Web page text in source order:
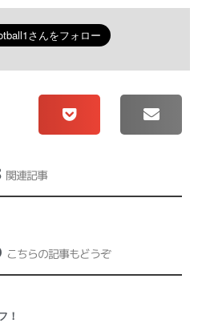
関連記事
こちらの記事もどうぞ
！